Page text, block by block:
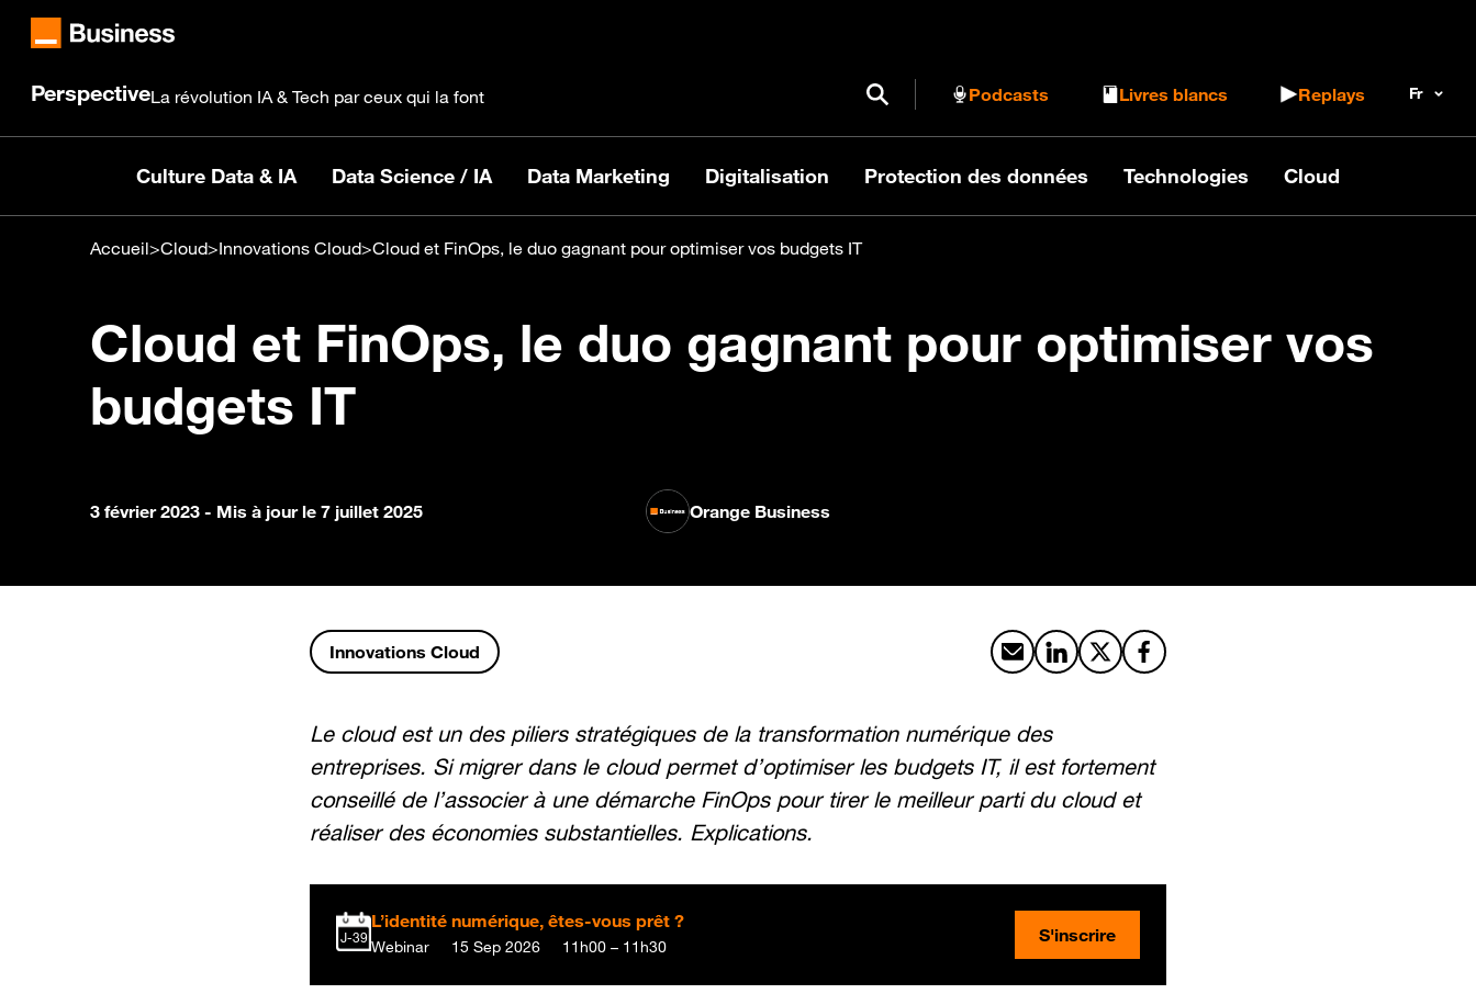
PerspectiveLa révolution IA & Tech par ceux qui la font Ouvrir / Fermer le formulaire de recherche
Podcasts Livres blancs Replays
Culture Data & IA Data Science / IA Data Marketing Digitalisation Protection des données Technologies Cloud
Accueil>Cloud>Innovations Cloud>Cloud et FinOps, le duo gagnant pour optimiser vos budgets IT
Cloud et FinOps, le duo gagnant pour optimiser vos
budgets IT
3 février 2023 - Mis à jour le 7 juillet 2025 Orange Business
Innovations Cloud Partager par email
Partager sur LinkedIn
Partager sur X
Partager sur Facebook
Le cloud est un des piliers stratégiques de la transformation numérique des
entreprises. Si migrer dans le cloud permet d’optimiser les budgets IT, il est fortement
conseillé de l’associer à une démarche FinOps pour tirer le meilleur parti du cloud et
réaliser des économies substantielles. Explications.
J-39
L’identité numérique, êtes-vous prêt ?
Webinar 15 Sep 2026 11h00 – 11h30
S'inscrire